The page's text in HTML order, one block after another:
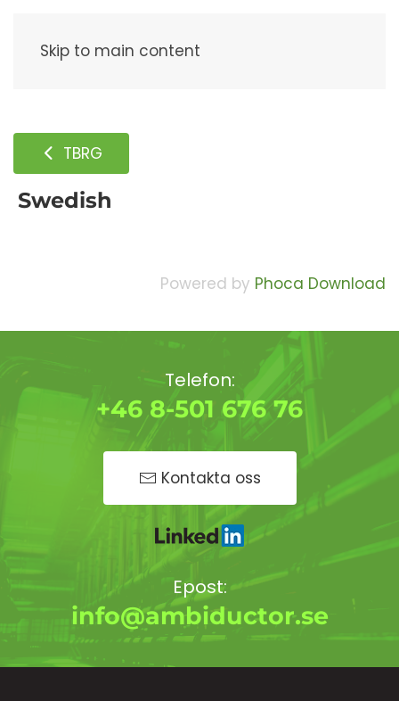
Skip to main content
TBRG
Swedish
Powered by Phoca Download
Telefon:
+46 8-501 676 76
Kontakta oss
Epost:
info@ambiductor.se